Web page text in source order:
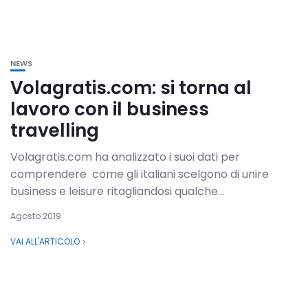
NEWS
Volagratis.com: si torna al
lavoro con il business
travelling
Volagratis.com ha analizzato i suoi dati per
comprendere come gli italiani scelgono di unire
business e leisure ritagliandosi qualche...
Agosto 2019
VAI ALL'ARTICOLO